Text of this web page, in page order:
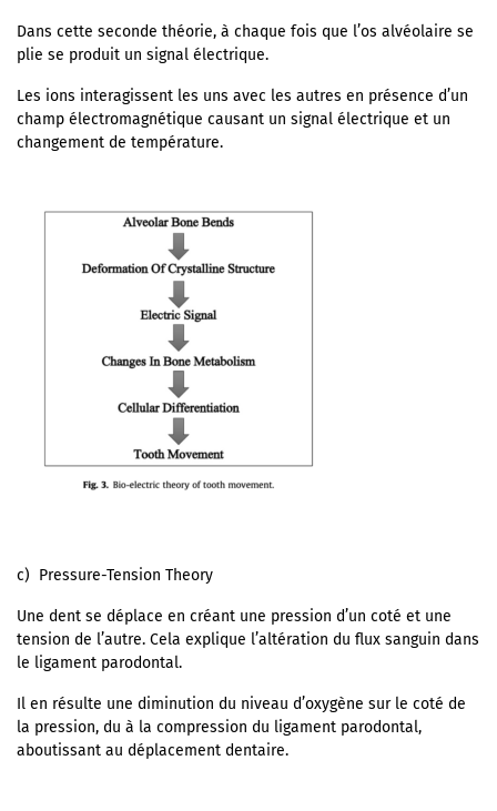
Dans cette seconde théorie, à chaque fois que l’os alvéolaire se
plie se produit un signal électrique.
Les ions interagissent les uns avec les autres en présence d’un
champ électromagnétique causant un signal électrique et un
changement de température.
c) Pressure-Tension Theory
Une dent se déplace en créant une pression d’un coté et une
tension de l’autre. Cela explique l’altération du flux sanguin dans
le ligament parodontal.
Il en résulte une diminution du niveau d’oxygène sur le coté de
la pression, du à la compression du ligament parodontal,
aboutissant au déplacement dentaire.